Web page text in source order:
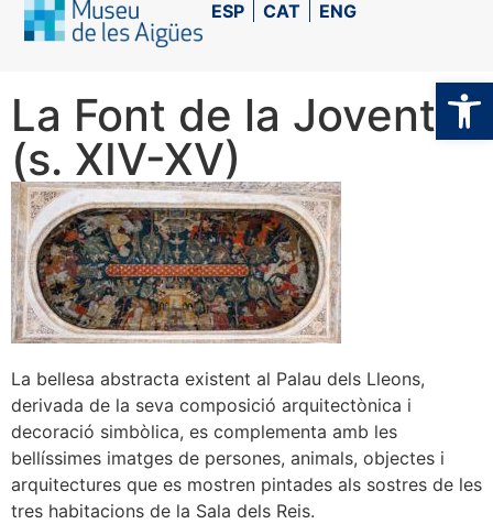
ESP CAT ENG
La Font de la Joventut
(s. XIV-XV)
La bellesa abstracta existent al Palau dels Lleons,
derivada de la seva composició arquitectònica i
decoració simbòlica, es complementa amb les
bellíssimes imatges de persones, animals, objectes i
arquitectures que es mostren pintades als sostres de les
tres habitacions de la Sala dels Reis.